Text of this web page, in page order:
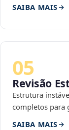
SAIBA MAIS
05
Revisão
Estrutura
completos para
SAIBA MAIS